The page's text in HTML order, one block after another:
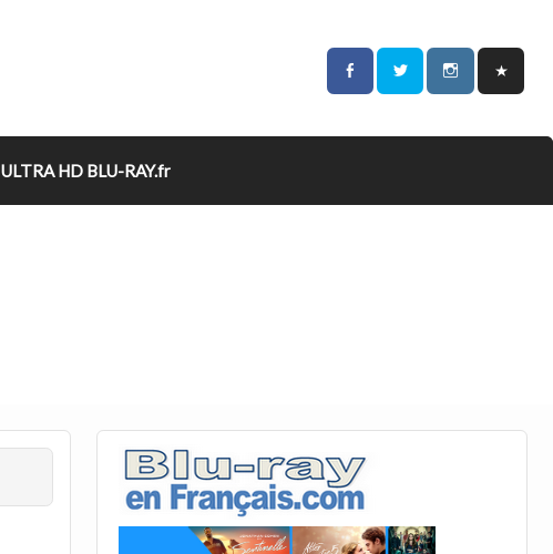
ULTRA HD BLU-RAY.fr